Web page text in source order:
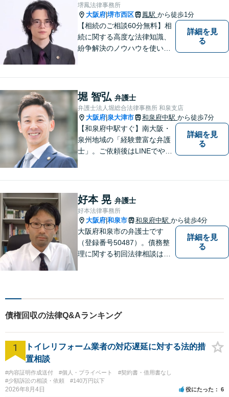
堺鳳法律事務所
大阪府 堺市西区 鳳駅 から徒歩1分
【相続のご相談60分無料】相
続に関する高度な法律知識、
紛争解決のノウハウを使い、
確かつスピーディーに進め、
ご相談様にとって最適なご提
案ができるよう努めます。
詳細を見
る
堀 智弘 弁護士
弁護士法人堀総合法律事務所 和泉支店
大阪府 泉大津市 和泉府中駅 から徒歩7分
【和泉府中駅すぐ】南大阪・
泉州地域の「経験豊富な弁護
士」。ご依頼後はLINEでやり
制。グループ会社に税理士法
人・社労士事務所・不動産会
社があり問題を丸ごと解決！
詳細を見
る
好本 晃 弁護士
好本法律事務所
大阪府 和泉市 和泉府中駅 から徒歩4分
大阪府和泉市の弁護士です
（登録番号50487）。債務整
理に関する初回法律相談は無
詳細を見
る
債権回収の法律Q&Aランキング
1
トイレリフォーム業者の対応遅延に対する法的措
置相談
#内容証明作成送付 #個人・プライベート
#契約書・借用書なし
#少額訴訟の相談・依頼
#140万円以下
2026年8月4日 役にたった 6